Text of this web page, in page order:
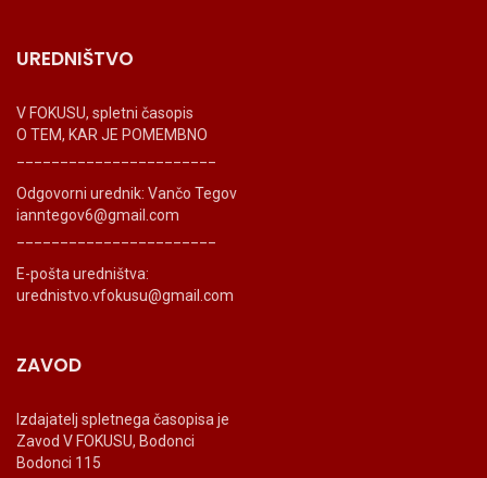
UREDNIŠTVO
V FOKUSU, spletni časopis
O TEM, KAR JE POMEMBNO
Odgovorni urednik: Vančo Tegov
ianntegov6@gmail.com
E-pošta uredništva:
urednistvo.vfokusu@gmail.com
ZAVOD
Izdajatelj spletnega časopisa je
Zavod V FOKUSU, Bodonci
Bodonci 115